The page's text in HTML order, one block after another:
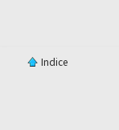
Indice